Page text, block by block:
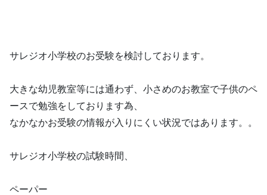
サレジオ小学校のお受験を検討しております。
大きな幼児教室等には通わず、小さめのお教室で子供のペ
ースで勉強をしております為、
なかなかお受験の情報が入りにくい状況ではあります。。
サレジオ小学校の試験時間、
ペーパー